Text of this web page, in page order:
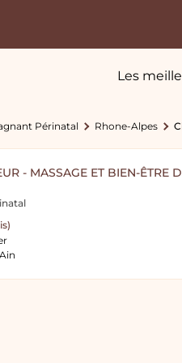
Les
Périnatal Rhone-Alpes
- MASSAGE ET BIEN-ÊTRE